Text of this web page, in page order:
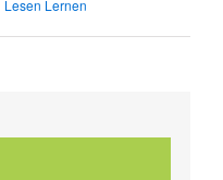
Lesen Lernen